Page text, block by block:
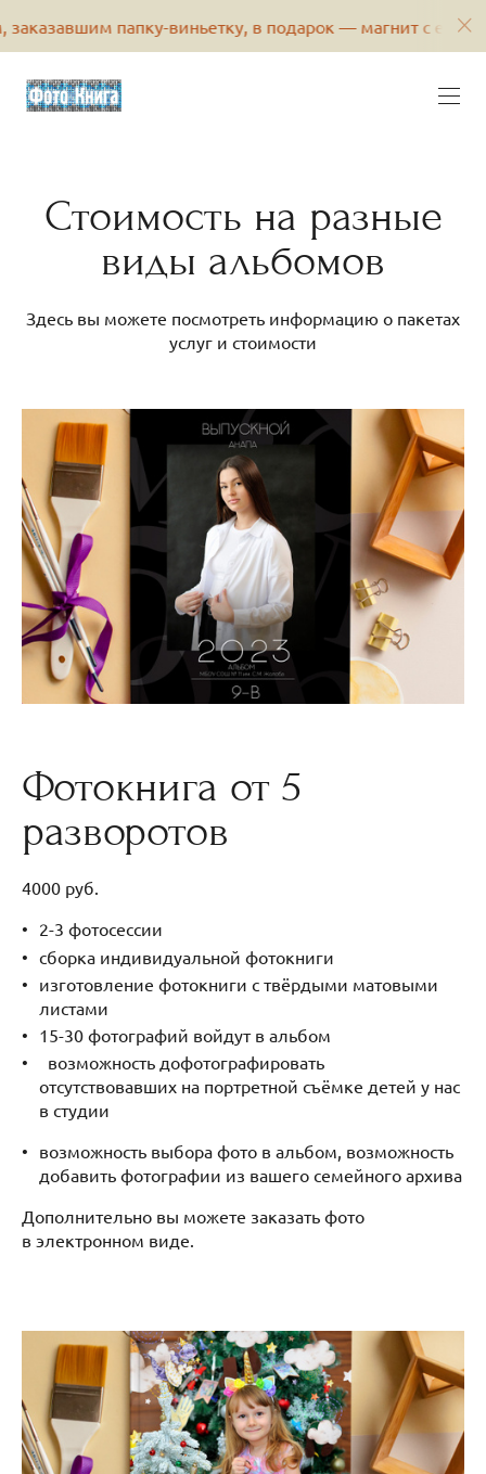
папку-виньетку, в подарок — магнит с его
Стоимость на разные
виды альбомов
Здесь вы можете посмотреть информацию о пакетах
услуг и стоимости
Фотокнига от 5
разворотов
4000 руб.
2-3 фотосессии
сборка индивидуальной фотокниги
изготовление фотокниги с твёрдыми матовыми
листами
15-30 фотографий войдут в альбом
возможность дофотографировать
отсутствовавших на портретной съёмке детей у нас
в студии
возможность выбора фото в альбом, возможность
добавить фотографии из вашего семейного архива
Дополнительно вы можете заказать фото
в электронном виде.